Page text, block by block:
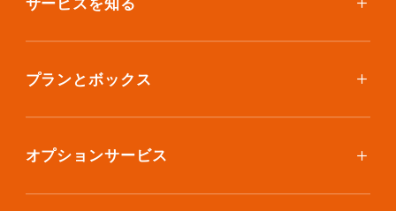
使い方
ご利用料金
集荷について
プランとボックス
スタンダードプラン
エコノミープラン
オプションサービス
おしゃれ着保管